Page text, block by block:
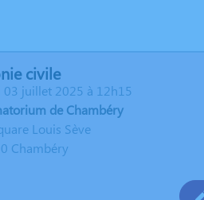
civile
03 juillet 2025 à 12h15
de Chambéry
Louis Sève
Chambéry